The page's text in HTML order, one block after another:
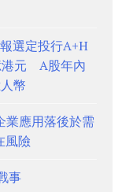
選定投行A+H
港元 A股年內
幣
應用落後於需
風險
事